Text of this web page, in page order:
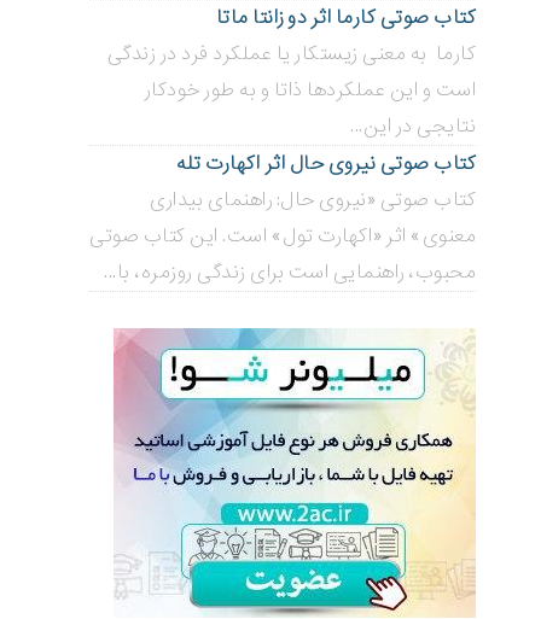
کتاب صوتی کارما اثر دو زانتا ماتا
کارما به معنی زیستکار یا عملکرد فرد در زندگی
است و این عملکردها ذاتا و به طور خودکار
نتایجی در این...
کتاب صوتی نیروی حال اثر اکهارت تله
کتاب صوتی «نیروی حال: راهنمای بیداری
معنوی» اثر «اکهارت تول» است. این کتاب صوتی
محبوب، راهنمایی است برای زندگی روزمره، با...